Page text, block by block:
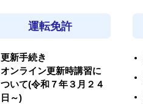
運転免許
更新手続き
オンライン更新時講習に
ついて(令和７年３月２４
日～)